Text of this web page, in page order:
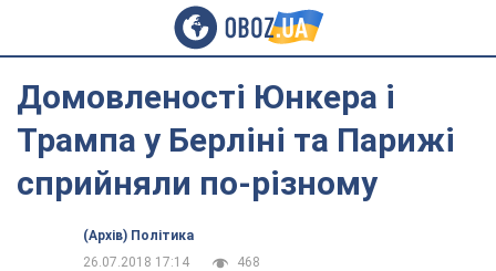
Домовленості Юнкера і
Трампа у Берліні та Парижі
сприйняли по-різному
(Архів) Політика
26.07.2018 17:14
468